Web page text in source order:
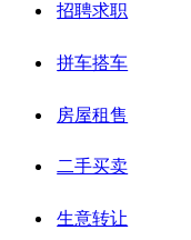
招聘求职
拼车搭车
房屋租售
二手买卖
生意转让